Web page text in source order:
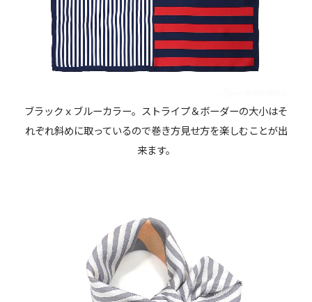
ブラックｘブルーカラー。ストライプ＆ボーダーの大小はそ
れぞれ斜めに取っているので巻き方見せ方を楽しむことが出
来ます。